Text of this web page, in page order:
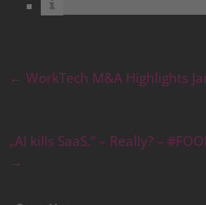
← WorkTech M&A Highlights
„AI kills SaaS.“ – Really? –
→